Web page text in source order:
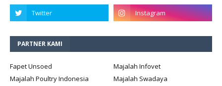
PARTNER KAMI
Fapet Unsoed
Majalah Infovet
Majalah Poultry Indonesia
Majalah Swadaya